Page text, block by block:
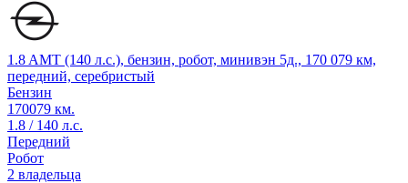
1.8 AMT (140 л.с.), бензин, робот, минивэн 5д., 170 079 км,
передний, серебристый
Бензин
170079 км.
1.8 / 140 л.с.
Передний
Робот
2 владельца